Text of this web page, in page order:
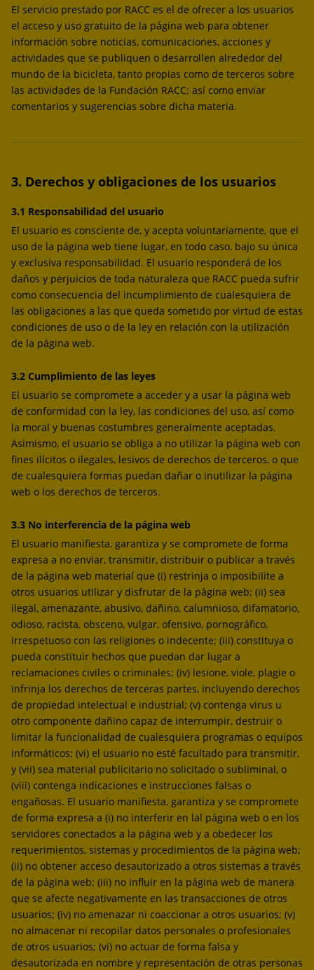
El servicio prestado por RACC es el de ofrecer a los usuarios
el acceso y uso gratuito de la página web para obtener
información sobre noticias, comunicaciones, acciones y
actividades que se publiquen o desarrollen alrededor del
mundo de la bicicleta, tanto propias como de terceros sobre
las actividades de la Fundación RACC; así como enviar
comentarios y sugerencias sobre dicha materia.
3. Derechos y obligaciones de los usuarios
3.1 Responsabilidad del usuario
El usuario es consciente de, y acepta voluntariamente, que el
uso de la página web tiene lugar, en todo caso, bajo su única
y exclusiva responsabilidad. El usuario responderá de los
daños y perjuicios de toda naturaleza que RACC pueda sufrir
como consecuencia del incumplimiento de cualesquiera de
las obligaciones a las que queda sometido por virtud de estas
condiciones de uso o de la ley en relación con la utilización
de la página web.
3.2 Cumplimiento de las leyes
El usuario se compromete a acceder y a usar la página web
de conformidad con la ley, las condiciones del uso, así como
la moral y buenas costumbres generalmente aceptadas.
Asimismo, el usuario se obliga a no utilizar la página web con
fines ilícitos o ilegales, lesivos de derechos de terceros, o que
de cualesquiera formas puedan dañar o inutilizar la página
web o los derechos de terceros.
3.3 No interferencia de la página web
El usuario manifiesta, garantiza y se compromete de forma
expresa a no enviar, transmitir, distribuir o publicar a través
de la página web material que (i) restrinja o imposibilite a
otros usuarios utilizar y disfrutar de la página web; (ii) sea
ilegal, amenazante, abusivo, dañino, calumnioso, difamatorio,
odioso, racista, obsceno, vulgar, ofensivo, pornográfico,
irrespetuoso con las religiones o indecente; (iii) constituya o
pueda constituir hechos que puedan dar lugar a
reclamaciones civiles o criminales; (iv) lesione, viole, plagie o
infrinja los derechos de terceras partes, incluyendo derechos
de propiedad intelectual e industrial; (v) contenga virus u
otro componente dañino capaz de interrumpir, destruir o
limitar la funcionalidad de cualesquiera programas o equipos
informáticos; (vi) el usuario no esté facultado para transmitir,
y (vii) sea material publicitario no solicitado o subliminal, o
(viii) contenga indicaciones e instrucciones falsas o
engañosas. El usuario manifiesta, garantiza y se compromete
de forma expresa a (i) no interferir en lal página web o en los
servidores conectados a la página web y a obedecer los
requerimientos, sistemas y procedimientos de la página web;
(ii) no obtener acceso desautorizado a otros sistemas a través
de la página web; (iii) no influir en la página web de manera
que se afecte negativamente en las transacciones de otros
usuarios; (iv) no amenazar ni coaccionar a otros usuarios; (v)
no almacenar ni recopilar datos personales o profesionales
de otros usuarios; (vi) no actuar de forma falsa y
desautorizada en nombre y representación de otras personas